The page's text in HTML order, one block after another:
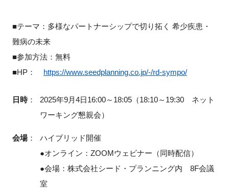
■テーマ：多様なパートナーシップで切り拓く 希少疾患・
難病の未来
■参加方法：無料
■HP： https://www.seedplanning.co.jp/-/rd-sympo/
日時：
2025年9月4日16:00～18:05（18:10～19:30 ネット
ワーキング懇親会）
会場：
ハイブリッド開催
●オンライン：ZOOMウェビナー（同時配信）
●会場：株式会社シード・プランニング内 8F会議
室